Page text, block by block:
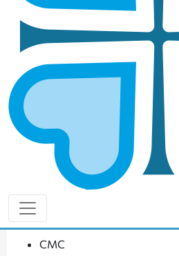
Уставные документы
Устав организации
Свидетельство о
Свидетельство о постановке
Поддержать
Карта
СМС